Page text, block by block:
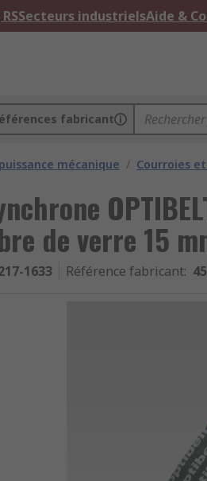
Secteurs industrielsAide &
fabricant
mécanique / Courroies
de verre 15
1633 Référence fabricant: